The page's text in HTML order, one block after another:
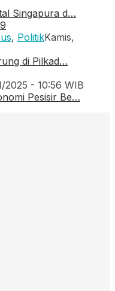
Singapura d…
, PolitikKamis,
di Pilkad…
2025 - 10:56 WIB
Pesisir Be…